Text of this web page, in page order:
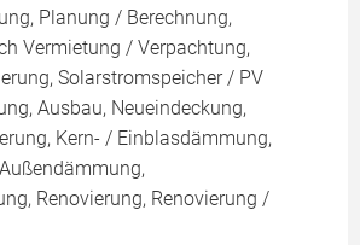
Planung / Berechnung,
Vermietung / Verpachtung,
Solarstromspeicher / PV
Ausbau, Neueindeckung,
Kern- / Einblasdämmung,
Renovierung, Renovierung /